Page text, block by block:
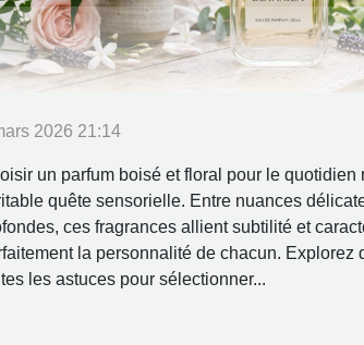
2026 21:14
un parfum boisé et floral pour le quotidien
quête sensorielle. Entre nuances
ces fragrances allient subtilité et
la personnalité de chacun. Explorez
les astuces pour sélectionner...